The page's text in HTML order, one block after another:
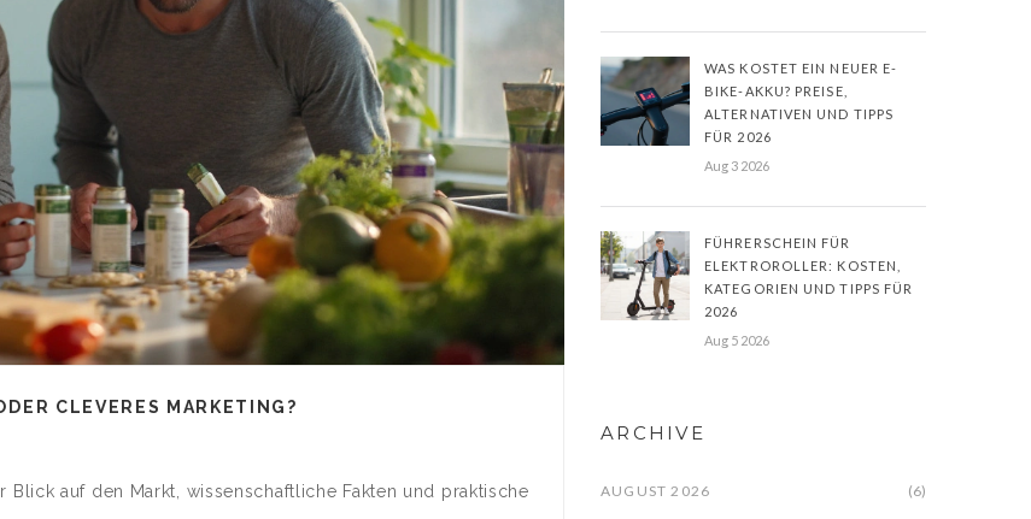
CLEVERES MARKETING?
auf den Markt, wissenschaftliche Fakten und praktische
WAS KOSTET EIN NEUER E-
BIKE-AKKU? PREISE,
ALTERNATIVEN UND TIPPS
FÜR 2026
Aug 3 2026
FÜHRERSCHEIN FÜR
ELEKTROROLLER: KOSTEN,
KATEGORIEN UND TIPPS FÜR
2026
Aug 5 2026
ARCHIVE
AUGUST 2026 (6)